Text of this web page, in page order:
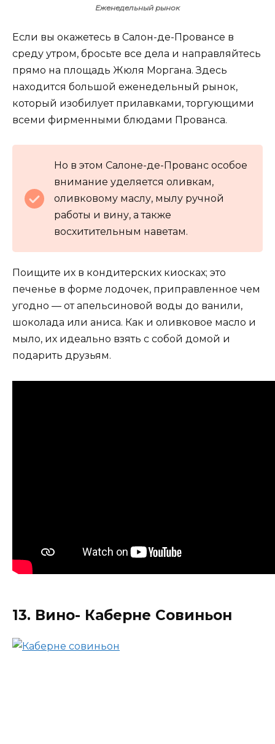
Еженедельный рынок
Если вы окажетесь в Салон-де-Провансе в
среду утром, бросьте все дела и направляйтесь
прямо на площадь Жюля Моргана. Здесь
находится большой еженедельный рынок,
который изобилует прилавками, торгующими
всеми фирменными блюдами Прованса.
Но в этом Салоне-де-Прованс особое
внимание уделяется оливкам,
оливковому маслу, мылу ручной
работы и вину, а также
восхитительным наветам.
Поищите их в кондитерских киосках; это
печенье в форме лодочек, приправленное чем
угодно — от апельсиновой воды до ванили,
шоколада или аниса. Как и оливковое масло и
мыло, их идеально взять с собой домой и
подарить друзьям.
13. Вино- Каберне Совиньон